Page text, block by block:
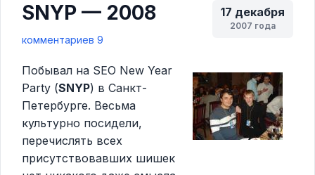
17 декабря
2007 года
SNYP — 2008
комментариев 9
Побывал на SEO New Year
Party (SNYP) в Санкт-
Петербурге. Весьма
культурно посидели,
перечислять всех
присутствовавших шишек